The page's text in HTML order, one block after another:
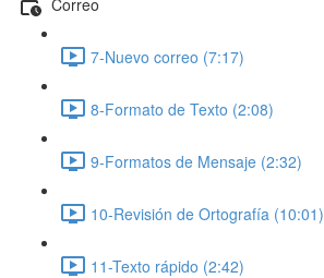
7-Nuevo correo (7:17)
8-Formato de Texto (2:08)
9-Formatos de Mensaje (2:32)
10-Revisión de Ortografía (10:01)
11-Texto rápido (2:42)